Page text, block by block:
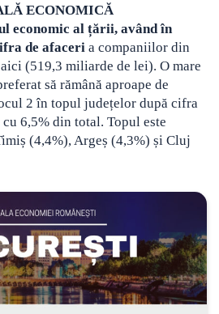
ECONOMICĂ
economic al țării, având în
de afaceri a companiilor din
(519,3 miliarde de lei). O mare
să rămână aproape de
2 în topul județelor după cifra
6,5% din total. Topul este
(4,4%), Argeș (4,3%) și Cluj